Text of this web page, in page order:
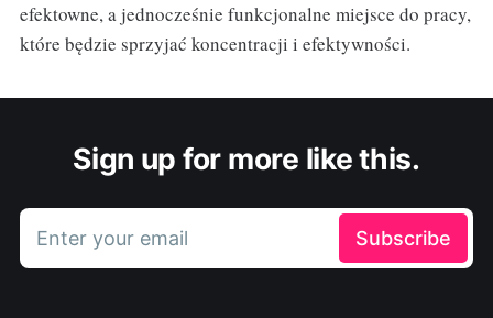
efektowne, a jednocześnie funkcjonalne miejsce do pracy,
które będzie sprzyjać koncentracji i efektywności.
Sign up for more like this.
Enter your email Subscribe